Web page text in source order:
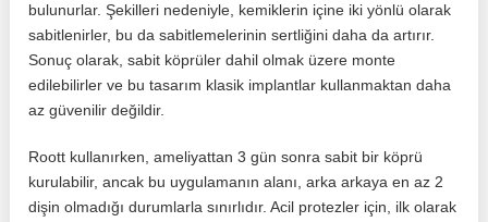
bulunurlar. Şekilleri nedeniyle, kemiklerin içine iki yönlü olarak
sabitlenirler, bu da sabitlemelerinin sertliğini daha da artırır.
Sonuç olarak, sabit köprüler dahil olmak üzere monte
edilebilirler ve bu tasarım klasik implantlar kullanmaktan daha
az güvenilir değildir.
Roott kullanırken, ameliyattan 3 gün sonra sabit bir köprü
kurulabilir, ancak bu uygulamanın alanı, arka arkaya en az 2
dişin olmadığı durumlarla sınırlıdır. Acil protezler için, ilk olarak